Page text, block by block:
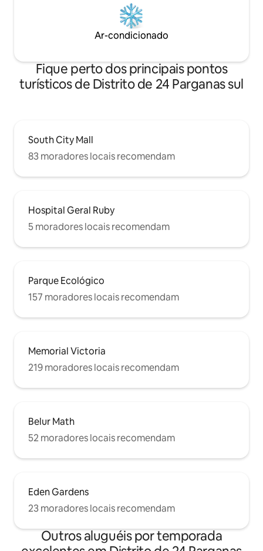
Ar-condicionado
Fique perto dos principais pontos
turísticos de Distrito de 24 Parganas sul
South City Mall
83 moradores locais recomendam
Hospital Geral Ruby
5 moradores locais recomendam
Parque Ecológico
157 moradores locais recomendam
Memorial Victoria
219 moradores locais recomendam
Belur Math
52 moradores locais recomendam
Eden Gardens
23 moradores locais recomendam
Outros aluguéis por temporada